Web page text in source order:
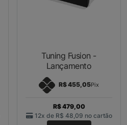
Tuning Fusion -
Lançamento
R$ 455,05Pix
R$ 479,00
12x de R$ 48,09 no cartão